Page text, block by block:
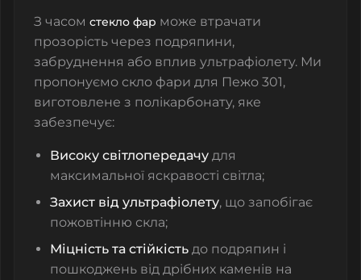
З часом стекло фар може втрачати
прозорість через подряпини,
забруднення або вплив ультрафіолету. Ми
пропонуємо скло фари для Пежо 301,
виготовлене з полікарбонату, яке
забезпечує:
Високу світлопередачу для
максимальної яскравості світла;
Захист від ультрафіолету, що запобігає
пожовтінню скла;
Міцність та стійкість до подряпин і
пошкоджень від дрібних каменів на